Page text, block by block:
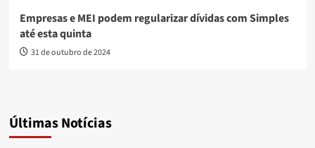
Empresas e MEI podem regularizar dívidas com Simples
até esta quinta
31 de outubro de 2024
Últimas Notícias